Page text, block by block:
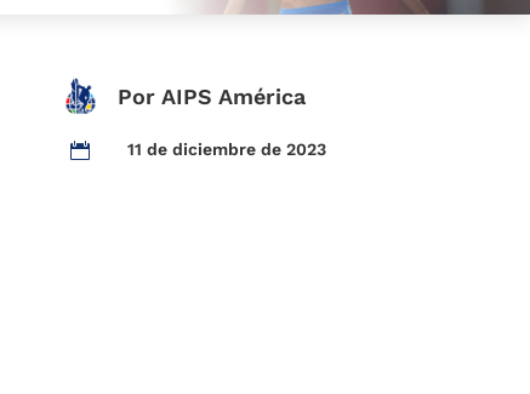
Por AIPS América
 11 de diciembre de 2023